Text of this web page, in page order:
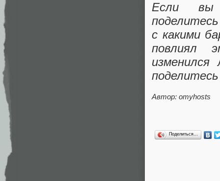
Если вы
с какими
повлиял
Автор: omyhosts
Поделиться…